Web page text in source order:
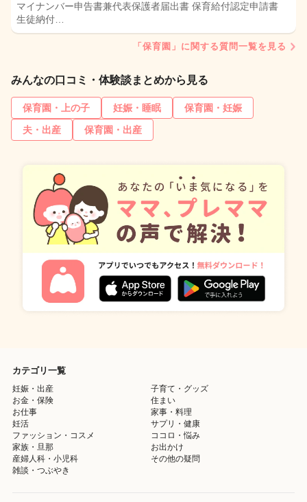
マイナンバー申告書兼代表保護者届出書 保育給付認定申請書
生徒納付…
「保育園」に関する質問一覧を見る
みんなの口コミ・体験談まとめから見る
保育園・上の子 妊娠・睡眠
保育園・妊娠
夫・出産
保育園・出産
カテゴリ一覧
妊娠・出産
子育て・グッズ
お金・保険
住まい
お仕事
家事・料理
妊活
サプリ・健康
ファッション・コスメ
ココロ・悩み
家族・旦那
お出かけ
産婦人科・小児科
その他の疑問
雑談・つぶやき